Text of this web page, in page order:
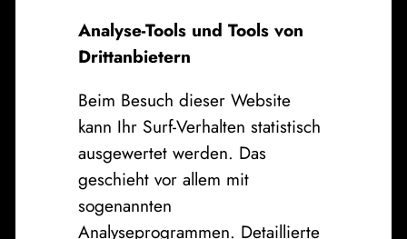
Analyse-Tools und Tools von
Drittanbietern
Beim Besuch dieser Website
kann Ihr Surf-Verhalten statistisch
ausgewertet werden. Das
geschieht vor allem mit
sogenannten
Analyseprogrammen. Detaillierte